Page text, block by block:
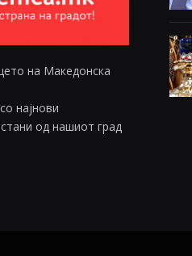
на Македонска
најнови
од нашиот град